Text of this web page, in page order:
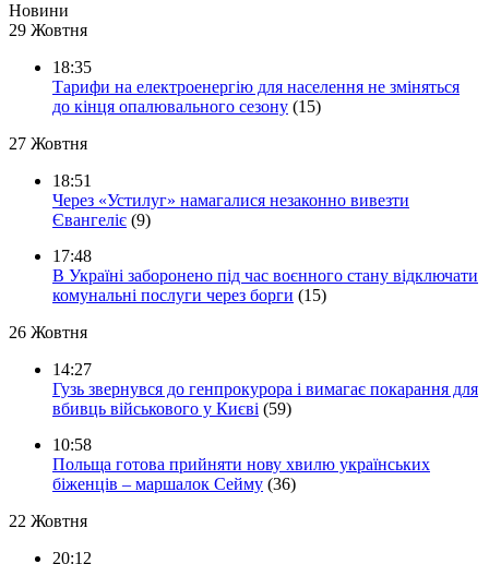
Новини
29 Жовтня
18:35
Тарифи на електроенергію для населення не зміняться
до кінця опалювального сезону (15)
27 Жовтня
18:51
Через «Устилуг» намагалися незаконно вивезти
Євангеліє (9)
17:48
В Україні заборонено під час воєнного стану відключати
комунальні послуги через борги (15)
26 Жовтня
14:27
Гузь звернувся до генпрокурора і вимагає покарання для
вбивць військового у Києві (59)
10:58
Польща готова прийняти нову хвилю українських
біженців – маршалок Сейму (36)
22 Жовтня
20:12